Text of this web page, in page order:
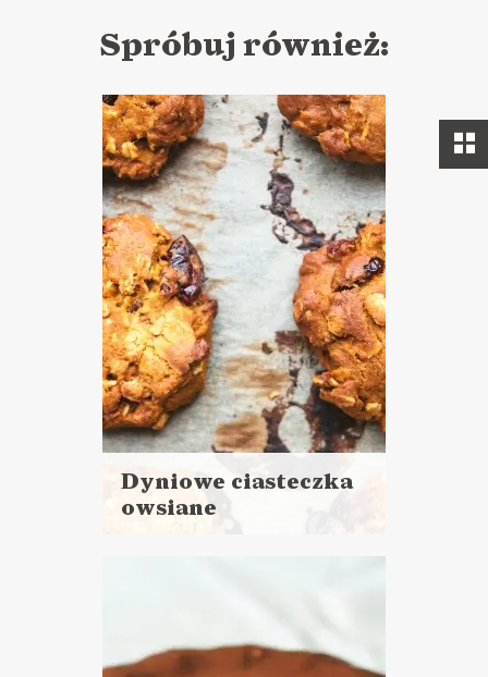
Spróbuj również:
Dyniowe ciasteczka
owsiane
CIASTA I DESERY
POWRÓT DO SZKOŁY ?